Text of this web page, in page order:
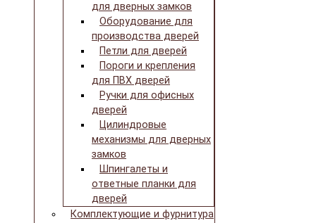
для дверных замков
Оборудование для
производства дверей
Петли для дверей
Пороги и крепления
для ПВХ дверей
Ручки для офисных
дверей
Цилиндровые
механизмы для дверных
замков
Шпингалеты и
ответные планки для
дверей
Комплектующие и фурнитура